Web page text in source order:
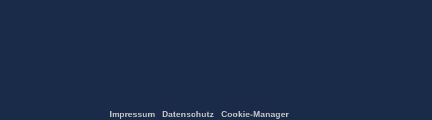
Impressum Datenschutz Cookie-Manager